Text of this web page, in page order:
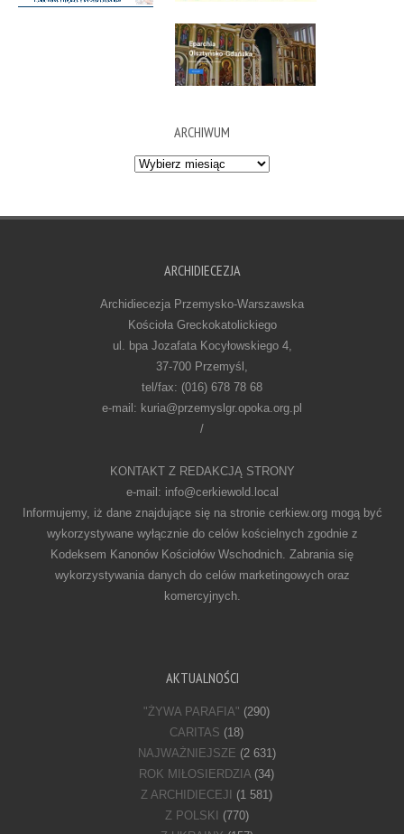
ARCHIWUM
Archiwum
ARCHIDIECEZJA
Archidiecezja Przemysko-Warszawska
Kościoła Greckokatolickiego
ul. bpa Jozafata Kocyłowskiego 4,
37-700 Przemyśl,
tel/fax: (016) 678 78 68
e-mail: kuria@przemyslgr.opoka.org.pl
/
KONTAKT Z REDAKCJĄ STRONY
e-mail: info@cerkiewold.local
Informujemy, iż dane znajdujące się na stronie cerkiew.org mogą być
wykorzystywane wyłącznie do celów kościelnych zgodnie z
Kodeksem Kanonów Kościołów Wschodnich. Zabrania się
wykorzystywania danych do celów marketingowych oraz
komercyjnych.
AKTUALNOŚCI
"ŻYWA PARAFIA" (290)
CARITAS (18)
NAJWAŻNIEJSZE (2 631)
ROK MIŁOSIERDZIA(34)
Z ARCHIDIECEJI
(1 581)
Z POLSKI
(770)